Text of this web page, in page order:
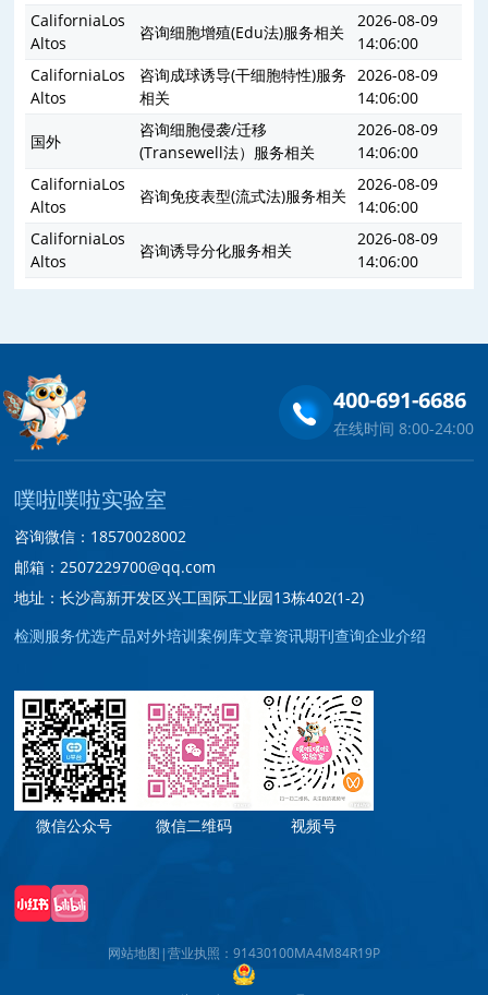
CaliforniaLos
Altos
咨询细胞增殖(Edu法)服务相关
2026-08-09
14:06:00
CaliforniaLos
Altos
咨询成球诱导(干细胞特性)服务
相关
2026-08-09
14:06:00
国外
咨询细胞侵袭/迁移
(Transewell法）服务相关
2026-08-09
14:06:00
CaliforniaLos
Altos
咨询免疫表型(流式法)服务相关
2026-08-09
14:06:00
CaliforniaLos
Altos
咨询诱导分化服务相关
2026-08-09
14:06:00
400-691-6686
在线时间 8:00-24:00
噗啦噗啦实验室
咨询微信：18570028002
邮箱：2507229700@qq.com
地址：长沙高新开发区兴工国际工业园13栋402(1-2)
检测服务优选产品对外培训案例库文章资讯期刊查询企业介绍
微信公众号 微信二维码 视频号
网站地图 |营业执照：91430100MA4M84R19P